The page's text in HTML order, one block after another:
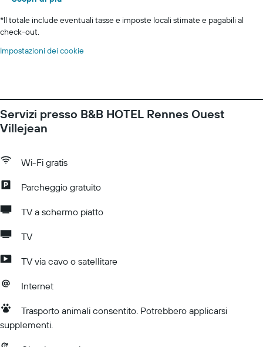
*Il totale include eventuali tasse e imposte locali stimate e pagabili al
check-out.
Impostazioni dei cookie
Servizi presso B&B HOTEL Rennes Ouest
Villejean
Wi-Fi gratis
Parcheggio gratuito
TV a schermo piatto
TV
TV via cavo o satellitare
Internet
Trasporto animali consentito. Potrebbero applicarsi
supplementi.